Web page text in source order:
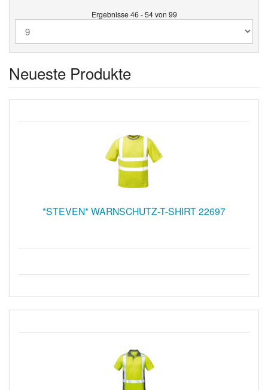
Ergebnisse 46 - 54 von 99
Neueste Produkte
*STEVEN* WARNSCHUTZ-T-SHIRT 22697